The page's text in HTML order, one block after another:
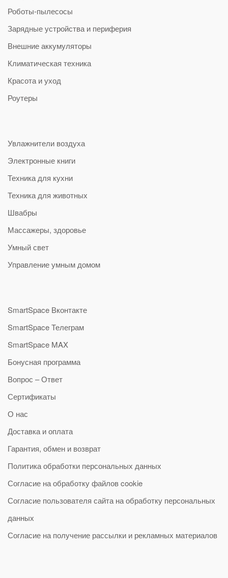
Роботы-пылесосы
Зарядные устройства и периферия
Внешние аккумуляторы
Климатическая техника
Красота и уход
Роутеры
Увлажнители воздуха
Электронные книги
Техника для кухни
Техника для животных
Швабры
Массажеры, здоровье
Умный свет
Управление умным домом
SmartSpace Вконтакте
SmartSpace Телеграм
SmartSpace MAX
Бонусная программа
Вопрос – Ответ
Сертификаты
О нас
Доставка и оплата
Гарантия, обмен и возврат
Политика обработки персональных данных
Согласие на обработку файлов cookie
Согласие пользователя сайта на обработку персональных
данных
Согласие на получение рассылки и рекламных материалов